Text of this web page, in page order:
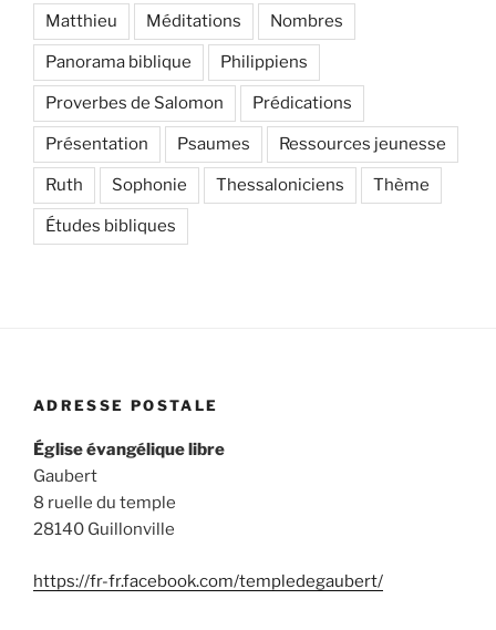
Matthieu Méditations Nombres
Panorama biblique Philippiens
Proverbes de Salomon Prédications
Présentation Psaumes Ressources jeunesse
Ruth Sophonie Thessaloniciens Thème
Études bibliques
ADRESSE POSTALE
Église évangélique libre
Gaubert
8 ruelle du temple
28140 Guillonville
https://fr-fr.facebook.com/templedegaubert/